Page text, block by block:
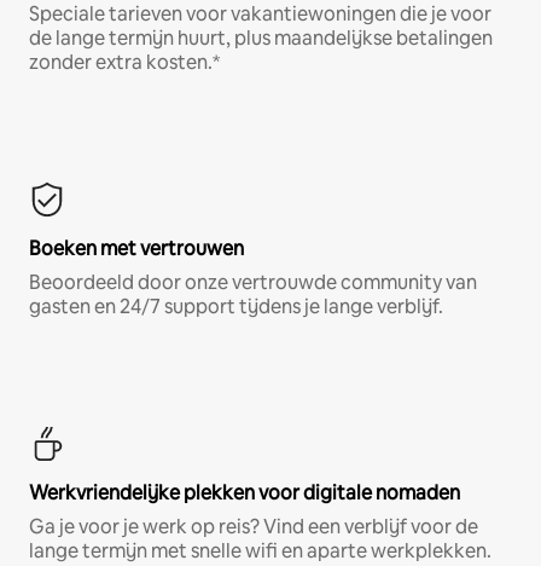
Speciale tarieven voor vakantiewoningen die je voor
de lange termijn huurt, plus maandelijkse betalingen
zonder extra kosten.*
Boeken met vertrouwen
Beoordeeld door onze vertrouwde community van
gasten en 24/7 support tijdens je lange verblijf.
Werkvriendelijke plekken voor digitale nomaden
Ga je voor je werk op reis? Vind een verblijf voor de
lange termijn met snelle wifi en aparte werkplekken.